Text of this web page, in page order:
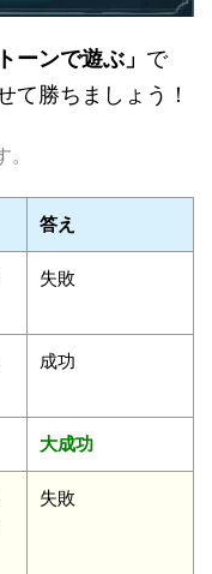
ーンで遊ぶ」 で
て勝ちましょう！
答え
失敗
成功
大成功
失敗